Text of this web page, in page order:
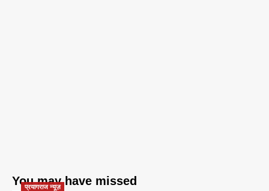
You may have missed
प्रयागराज न्यूज़